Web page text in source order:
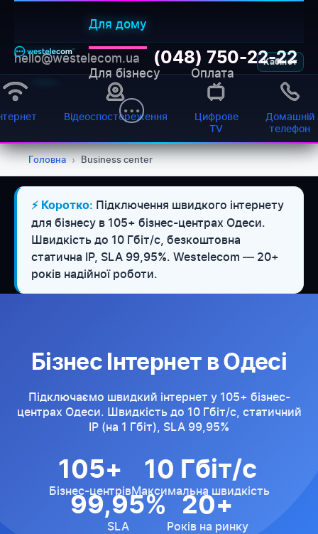
Для дому
Для бізнесу Оплата
Кабінет
hello@westelecom.ua (048) 750-22-22
Відеоспостереження
Цифрове
TV
Домашній
телефон
Головна › Business center
⚡ Коротко: Підключення швидкого інтернету
для бізнесу в 105+ бізнес-центрах Одеси.
Швидкість до 10 Гбіт/с, безкоштовна
статична IP, SLA 99,95%. Westelecom — 20+
років надійної роботи.
Бізнес Інтернет в Одесі
Підключаємо швидкий інтернет у 105+ бізнес-
центрах Одеси. Швидкість до 10 Гбіт/с, статичний
IP (на 1 Гбіт), SLA 99,95%
105+
Бізнес-центрів
10 Гбіт/с
Максимальна швидкість
99,95%
SLA
20+
Років на ринку